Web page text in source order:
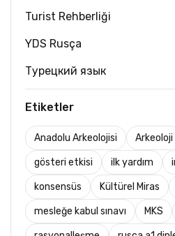
Turist Rehberliği
YDS Rusça
Турецкий язык
Etiketler
Anadolu Arkeolojisi Arkeoloji
gösteri etkisi ilk yardım
konsensüs Kültürel Miras
mesleğe kabul sınavı MKS